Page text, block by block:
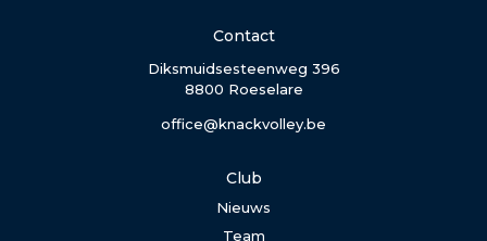
Contact
Diksmuidsesteenweg 396
8800 Roeselare
office@knackvolley.be
Club
Nieuws
Team